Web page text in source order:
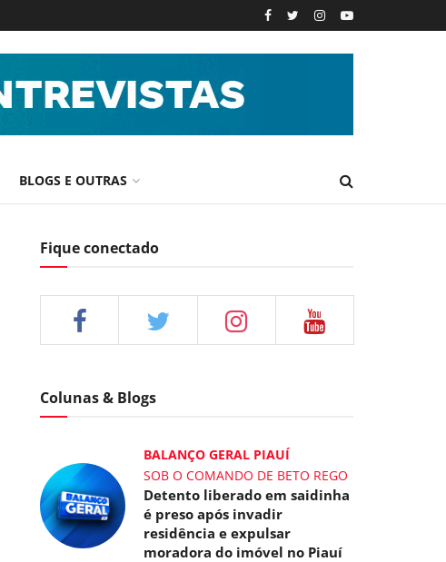
BLOGS E OUTRAS
Fique conectado
Colunas & Blogs
BALANÇO GERAL PIAUÍ
SOB O COMANDO DE BETO REGO
Detento liberado em saidinha
é preso após invadir
residência e expulsar
moradora do imóvel no Piauí